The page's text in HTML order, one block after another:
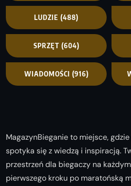
LUDZIE (488)
SPRZĘT (604)
WIADOMOŚCI (916)
MagazynBieganie to miejsce,
spotyka się z wiedzą i inspiracją.
przestrzeń dla biegaczy na
pierwszego kroku po maratońską